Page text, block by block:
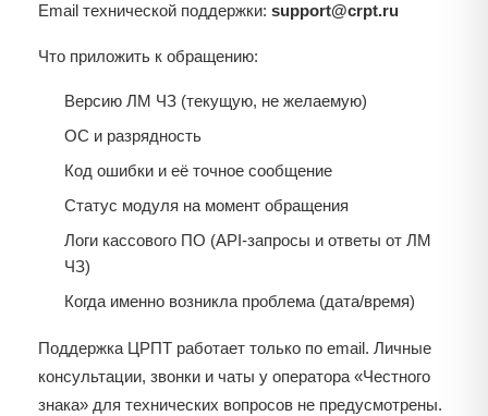
Email технической поддержки: support@crpt.ru
Что приложить к обращению:
Версию ЛМ ЧЗ (текущую, не желаемую)
ОС и разрядность
Код ошибки и её точное сообщение
Статус модуля на момент обращения
Логи кассового ПО (API-запросы и ответы от ЛМ
ЧЗ)
Когда именно возникла проблема (дата/время)
Поддержка ЦРПТ работает только по email. Личные
консультации, звонки и чаты у оператора «Честного
знака» для технических вопросов не предусмотрены.